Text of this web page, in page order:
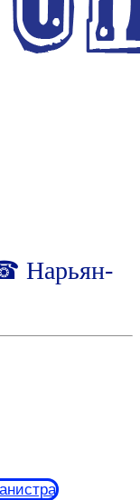
Нарьян-